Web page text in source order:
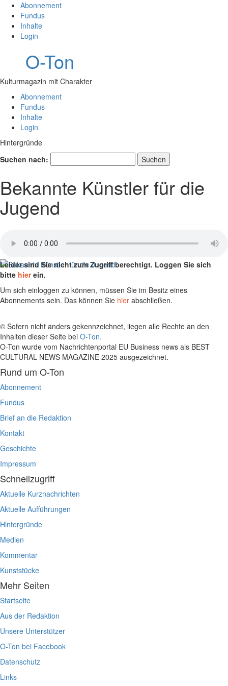
Abonnement
Fundus
Inhalte
Login
O-Ton
Kulturmagazin mit Charakter
Abonnement
Fundus
Inhalte
Login
Hintergründe
Suchen nach:
Bekannte Künstler für die
Jugend
Leider sind Sie nicht zum Zugriff berechtigt. Loggen Sie sich
bitte hierein.
Um sich einloggen zu können, müssen Sie im Besitz eines
Abonnements sein. Das können Sie hier abschließen.
© Sofern nicht anders gekennzeichnet, liegen alle Rechte an den
Inhalten dieser Seite bei O-Ton.
O-Ton wurde vom Nachrichtenportal EU Business news als BEST
CULTURAL NEWS MAGAZINE 2025 ausgezeichnet.
Rund um O-Ton
Abonnement
Fundus
Brief an die Redaktion
Kontakt
Geschichte
Impressum
Schnellzugriff
Aktuelle Kurznachrichten
Aktuelle Aufführungen
Hintergründe
Medien
Kommentar
Kunststücke
Mehr Seiten
Startseite
Aus der Redaktion
Unsere Unterstützer
O-Ton bei Facebook
Datenschutz
Links